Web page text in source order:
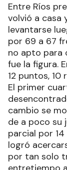
Entre Ríos
volvió a casa
levantarse
por 69 a 67
no apto para
fue la figura.
12 puntos, 10
El primer
cambio se
de a poco su
parcial por
logró
por tan solo